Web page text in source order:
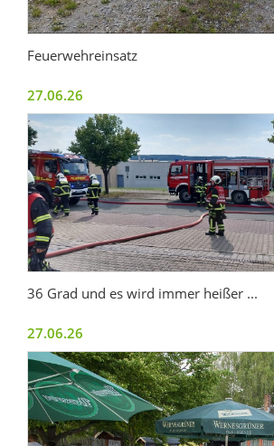
Feuerwehreinsatz
27.06.26
36 Grad und es wird immer heißer ...
27.06.26